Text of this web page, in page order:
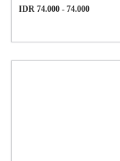
IDR 74.000 - 74.000